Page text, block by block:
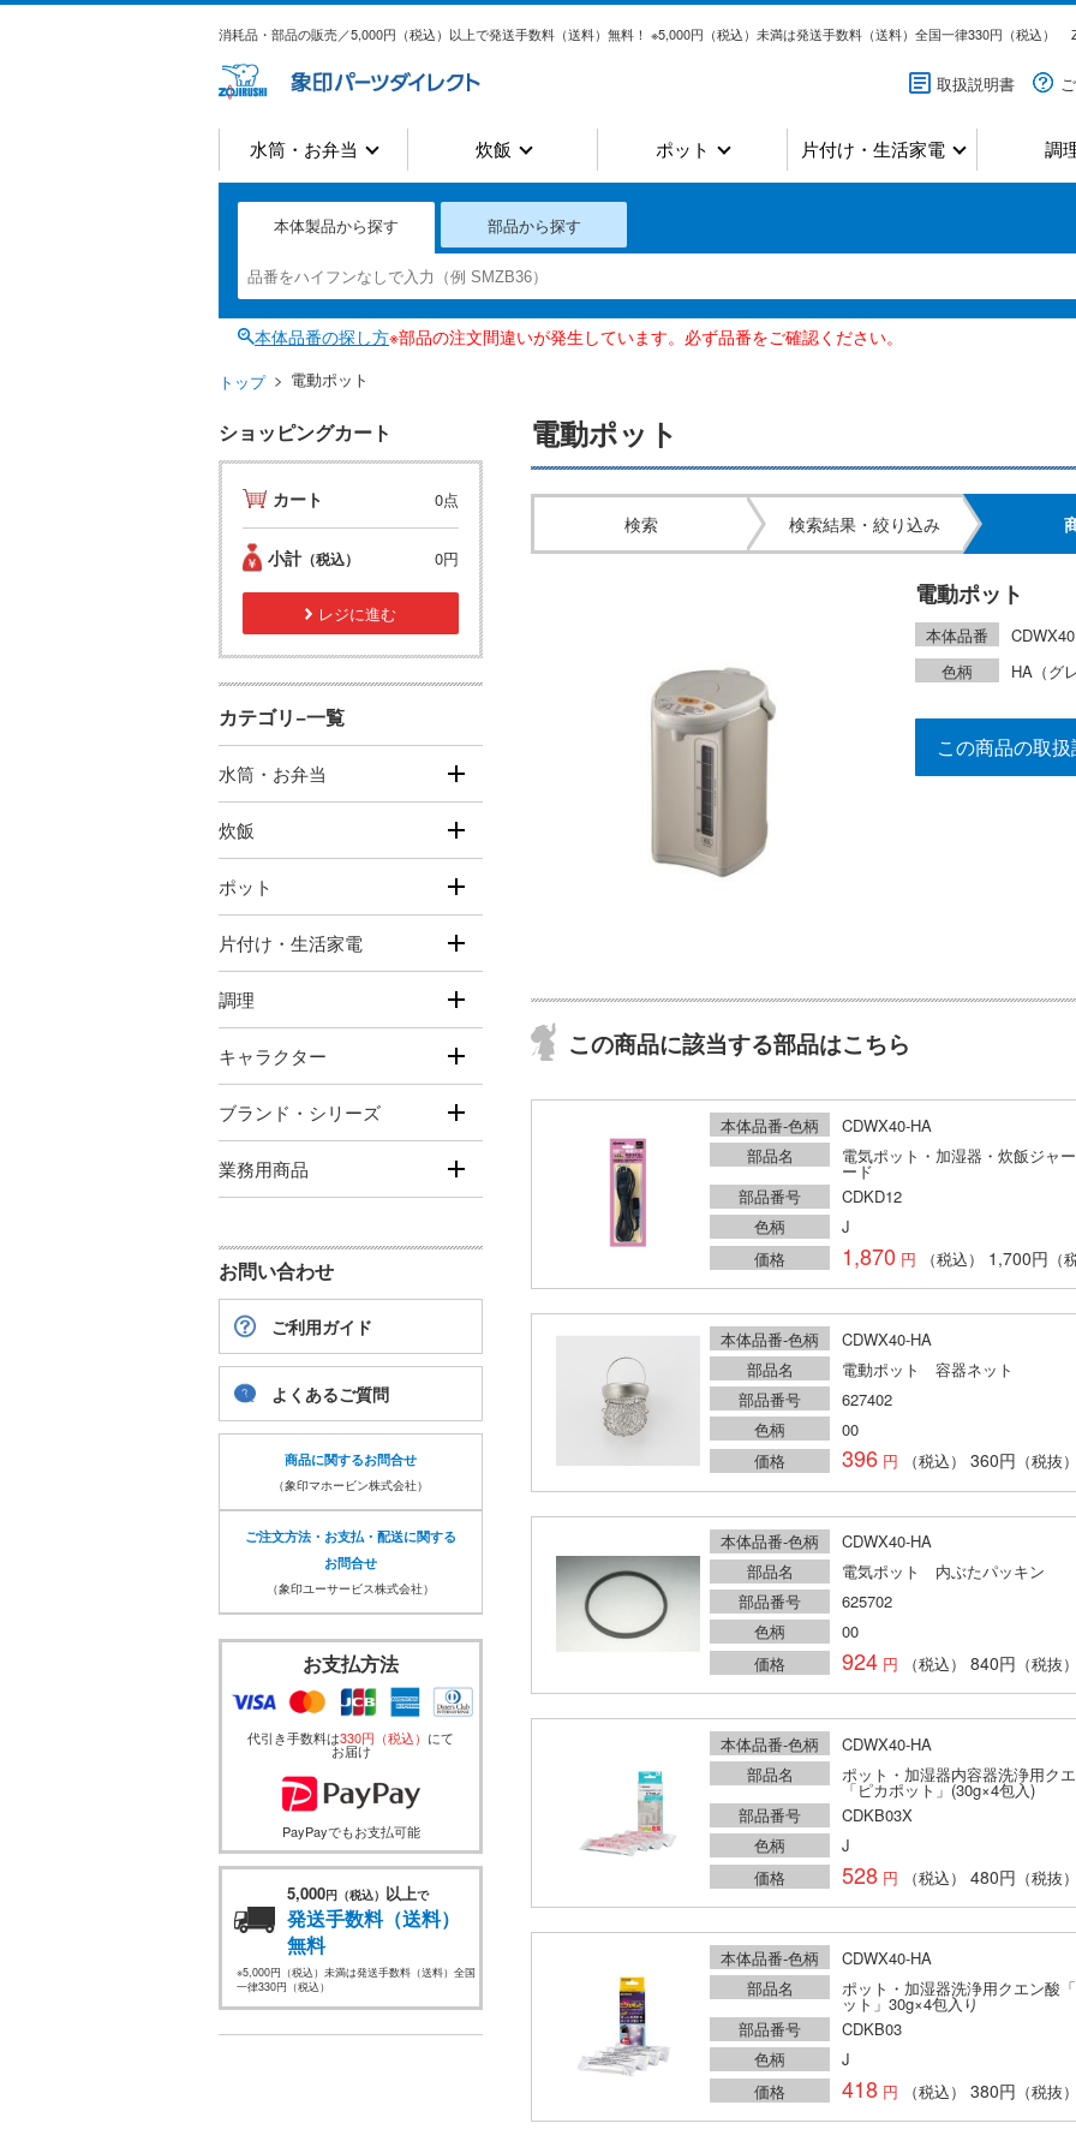
消耗品・部品の販売／5,000円（税込）以上で発送手数料（送料）無料！ ※5,000円（税込）未満は発送手数料（送料）全国一律330円（税込）
取扱説明書
水筒・お弁当 炊飯 ポット 片付け・生活家電 調
本体製品から探す 部品から探す
本体品番の探し方※部品の注文間違いが発生しています。必ず品番をご確認ください。
トップ 電動ポット
電動ポット
検索 検索結果・絞り込み
電動ポット
本体品番
CDWX40
色柄
HA（グ
この商品の取
この商品に該当する部品はこちら
本体品番-色柄
CDWX40-HA
部品名
電気ポット・加湿器・炊飯ジャ
ード
部品番号
CDKD12
色柄
J
価格
1,870 （税込） 1,700円 （
本体品番-色柄
CDWX40-HA
部品名
電動ポット 容器ネット
部品番号
627402
色柄
00
価格
396 （税込） 360円 （税抜）
本体品番-色柄
CDWX40-HA
部品名
電気ポット 内ぶたパッキン
部品番号
625702
色柄
00
価格
924 （税込） 840円 （税抜）
本体品番-色柄
CDWX40-HA
部品名
ポット・加湿器内容器洗浄用ク
「ピカポット」(30g×4包入)
部品番号
CDKB03X
色柄
J
価格
528 （税込） 480円 （税抜）
本体品番-色柄
CDWX40-HA
部品名
ポット・加湿器洗浄用クエン酸
ット」30g×4包入り
部品番号
CDKB03
色柄
J
価格
418 （税込） 380円 （税抜）
ショッピングカート
カート 0点
小計 （税込） 0円
レジに進む
カテゴリ−一覧
水筒・お弁当
炊飯
ポット
片付け・生活家電
調理
キャラクター
ブランド・シリーズ
業務用商品
お問い合わせ
ご利用ガイド
よくあるご質問
商品に関するお問合せ
（象印マホービン株式会社）
ご注文方法・お支払・配送に関する
お問合せ
（象印ユーサービス株式会社）
お支払方法
代引き手数料は330円（税込） にて
お届け
PayPayでもお支払可能
5,000円（税込） 以上で
発送手数料（送料）
無料
※5,000円（税込）未満は発送手数料（送料）全国
一律330円（税込）